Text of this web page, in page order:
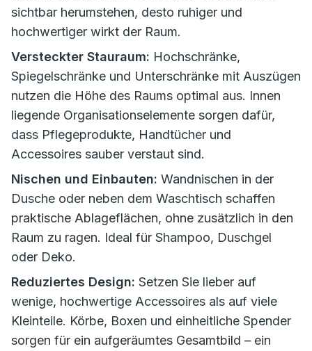
sichtbar herumstehen, desto ruhiger und
hochwertiger wirkt der Raum.
Versteckter Stauraum: Hochschränke,
Spiegelschränke und Unterschränke mit Auszügen
nutzen die Höhe des Raums optimal aus. Innen
liegende Organisationselemente sorgen dafür,
dass Pflegeprodukte, Handtücher und
Accessoires sauber verstaut sind.
Nischen und Einbauten: Wandnischen in der
Dusche oder neben dem Waschtisch schaffen
praktische Ablageflächen, ohne zusätzlich in den
Raum zu ragen. Ideal für Shampoo, Duschgel
oder Deko.
Reduziertes Design: Setzen Sie lieber auf
wenige, hochwertige Accessoires als auf viele
Kleinteile. Körbe, Boxen und einheitliche Spender
sorgen für ein aufgeräumtes Gesamtbild – ein